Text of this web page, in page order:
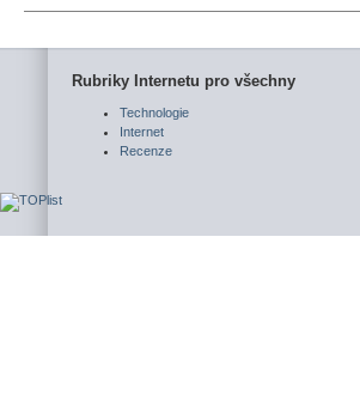
Rubriky Internetu pro všechny
Technologie
Internet
Recenze